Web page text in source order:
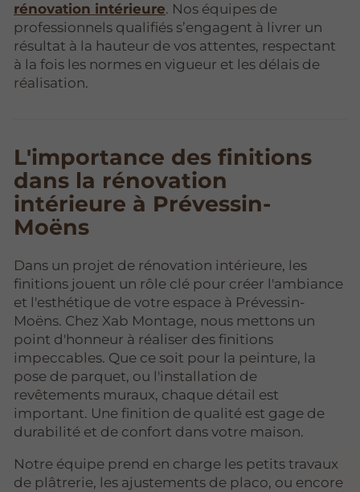
rénovation intérieure. Nos équipes de
professionnels qualifiés s’engagent à livrer un
résultat à la hauteur de vos attentes, respectant
à la fois les normes en vigueur et les délais de
réalisation.
L'importance des finitions
dans la rénovation
intérieure à Prévessin-
Moëns
Dans un projet de rénovation intérieure, les
finitions jouent un rôle clé pour créer l'ambiance
et l'esthétique de votre espace à Prévessin-
Moëns. Chez Xab Montage, nous mettons un
point d'honneur à réaliser des finitions
impeccables. Que ce soit pour la peinture, la
pose de parquet, ou l'installation de
revêtements muraux, chaque détail est
important. Une finition de qualité est gage de
durabilité et de confort dans votre maison.
Notre équipe prend en charge les petits travaux
de plâtrerie, les ajustements de placo, ou encore